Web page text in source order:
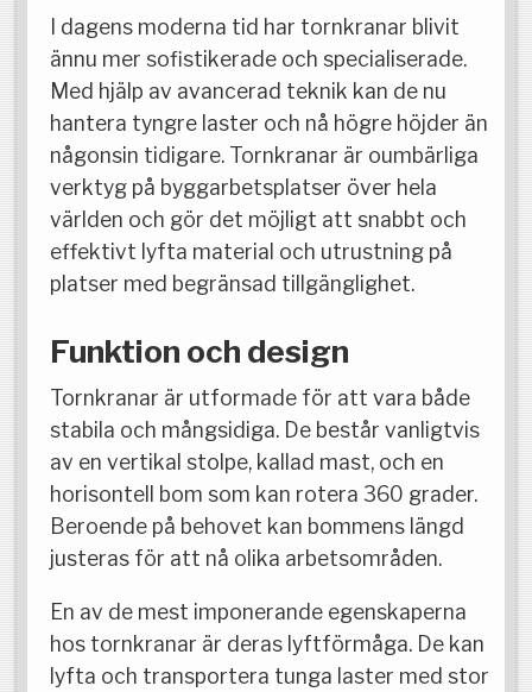
I dagens moderna tid har tornkranar blivit
ännu mer sofistikerade och specialiserade.
Med hjälp av avancerad teknik kan de nu
hantera tyngre laster och nå högre höjder än
någonsin tidigare. Tornkranar är oumbärliga
verktyg på byggarbetsplatser över hela
världen och gör det möjligt att snabbt och
effektivt lyfta material och utrustning på
platser med begränsad tillgänglighet.
Funktion och design
Tornkranar är utformade för att vara både
stabila och mångsidiga. De består vanligtvis
av en vertikal stolpe, kallad mast, och en
horisontell bom som kan rotera 360 grader.
Beroende på behovet kan bommens längd
justeras för att nå olika arbetsområden.
En av de mest imponerande egenskaperna
hos tornkranar är deras lyftförmåga. De kan
lyfta och transportera tunga laster med stor